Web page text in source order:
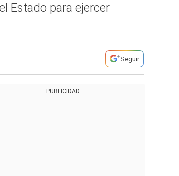
Estado para ejercer
Seguir
PUBLICIDAD